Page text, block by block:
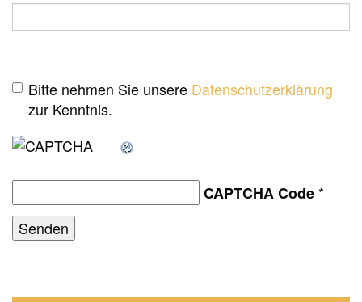
Bitte nehmen Sie unsere Datenschutzerklärung
zur Kenntnis.
CAPTCHA Code *